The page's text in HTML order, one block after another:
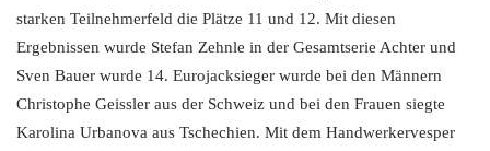
starken Teilnehmerfeld die Plätze 11 und 12. Mit diesen
Ergebnissen wurde Stefan Zehnle in der Gesamtserie Achter und
Sven Bauer wurde 14. Eurojacksieger wurde bei den Männern
Christophe Geissler aus der Schweiz und bei den Frauen siegte
Karolina Urbanova aus Tschechien. Mit dem Handwerkervesper